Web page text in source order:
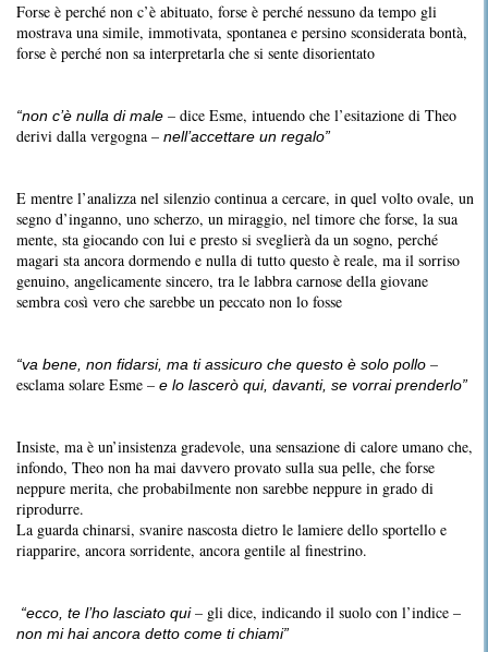
Forse è perché non c’è abituato, forse è perché nessuno da tempo gli
mostrava una simile, immotivata, spontanea e persino sconsiderata bontà,
forse è perché non sa interpretarla che si sente disorientato
“non c’è nulla di male – dice Esme, intuendo che l’esitazione di Theo
derivi dalla vergogna – nell’accettare un regalo”
E mentre l’analizza nel silenzio continua a cercare, in quel volto ovale, un
segno d’inganno, uno scherzo, un miraggio, nel timore che forse, la sua
mente, sta giocando con lui e presto si sveglierà da un sogno, perché
magari sta ancora dormendo e nulla di tutto questo è reale, ma il sorriso
genuino, angelicamente sincero, tra le labbra carnose della giovane
sembra così vero che sarebbe un peccato non lo fosse
“va bene, non fidarsi, ma ti assicuro che questo è solo pollo –
esclama solare Esme – e lo lascerò qui, davanti, se vorrai prenderlo”
Insiste, ma è un’insistenza gradevole, una sensazione di calore umano che,
infondo, Theo non ha mai davvero provato sulla sua pelle, che forse
neppure merita, che probabilmente non sarebbe neppure in grado di
riprodurre.
La guarda chinarsi, svanire nascosta dietro le lamiere dello sportello e
riapparire, ancora sorridente, ancora gentile al finestrino.
“ecco, te l’ho lasciato qui– gli dice, indicando il suolo con l’indice –
non mi hai ancora detto come ti chiami”